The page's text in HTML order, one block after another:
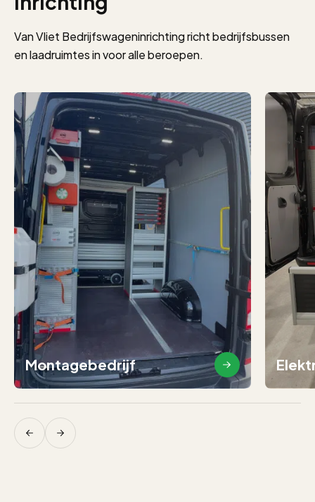
Van Vliet Bedrijfswageninrichting richt bedrijfsbussen
en laadruimtes in voor alle beroepen.
Montagebedrijf